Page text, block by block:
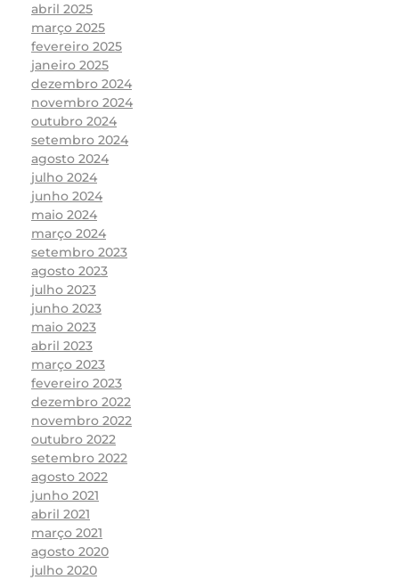
abril 2025
março 2025
fevereiro 2025
janeiro 2025
dezembro 2024
novembro 2024
outubro 2024
setembro 2024
agosto 2024
julho 2024
junho 2024
maio 2024
março 2024
setembro 2023
agosto 2023
julho 2023
junho 2023
maio 2023
abril 2023
março 2023
fevereiro 2023
dezembro 2022
novembro 2022
outubro 2022
setembro 2022
agosto 2022
junho 2021
abril 2021
março 2021
agosto 2020
julho 2020